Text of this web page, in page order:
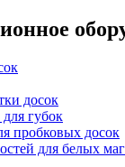
досок
губок
пробковых досок
для белых